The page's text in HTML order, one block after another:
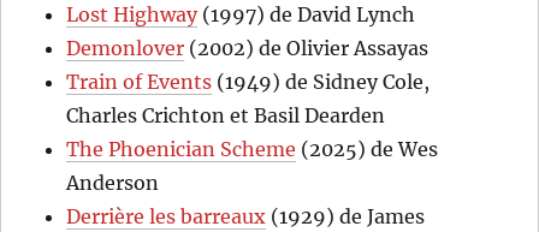
Lost Highway(1997) de David Lynch
Demonlover (2002) de Olivier Assayas
Train of Events (1949) de Sidney Cole,
Charles Crichton et Basil Dearden
The Phoenician Scheme (2025) de Wes
Anderson
Derrière les barreaux (1929) de James